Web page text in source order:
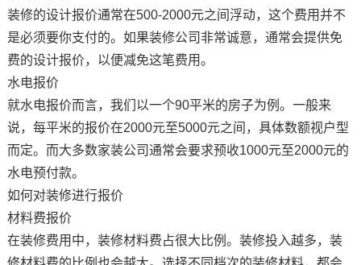
装修的设计报价通常在500-2000元之间浮动，这个费用并不
是必须要你支付的。如果装修公司非常诚意，通常会提供免
费的设计报价，以便减免这笔费用。
水电报价
就水电报价而言，我们以一个90平米的房子为例。一般来
说，每平米的报价在2000元至5000元之间，具体数额视户型
而定。而大多数家装公司通常会要求预收1000元至2000元的
水电预付款。
如何对装修进行报价
材料费报价
在装修费用中，装修材料费占很大比例。装修投入越多，装